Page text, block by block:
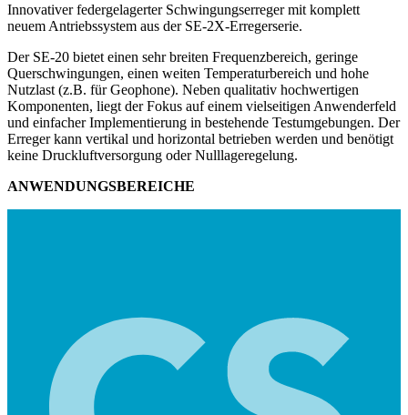
Innovativer federgelagerter Schwingungserreger mit komplett
neuem Antriebssystem aus der SE-2X-Erregerserie.
Der SE-20 bietet einen sehr breiten Frequenzbereich, geringe
Querschwingungen, einen weiten Temperaturbereich und hohe
Nutzlast (z.B. für Geophone). Neben qualitativ hochwertigen
Komponenten, liegt der Fokus auf einem vielseitigen Anwenderfeld
und einfacher Implementierung in bestehende Testumgebungen. Der
Erreger kann vertikal und horizontal betrieben werden und benötigt
keine Druckluftversorgung oder Nulllageregelung.
ANWENDUNGSBEREICHE